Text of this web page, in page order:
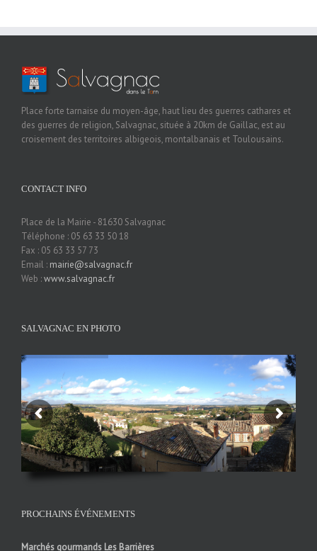
Place forte tarnaise du moyen-âge, haut lieu des guerres cathares et
des guerres de religion, Salvagnac, située à 20km de Gaillac, est au
croisement des territoires albigeois, montalbanais et Toulousains.
CONTACT INFO
Place de la Mairie - 81630 Salvagnac
Téléphone : 05 63 33 50 18
Fax : 05 63 33 57 73
Email : mairie@salvagnac.fr
Web :www.salvagnac.fr
SALVAGNAC EN PHOTO
PROCHAINS ÉVÉNEMENTS
Marchés gourmands Les Barrières